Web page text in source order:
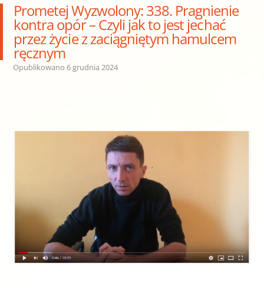
Prometej Wyzwolony: 338. Pragnienie
kontra opór – Czyli jak to jest jechać
przez życie z zaciągniętym hamulcem
ręcznym
Opublikowano 6 grudnia 2024